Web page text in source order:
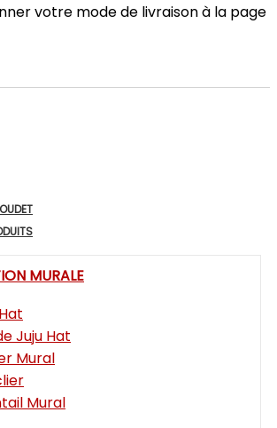
votre mode de livraison à la page
MURALE
Juju Hat
Mural
Mural